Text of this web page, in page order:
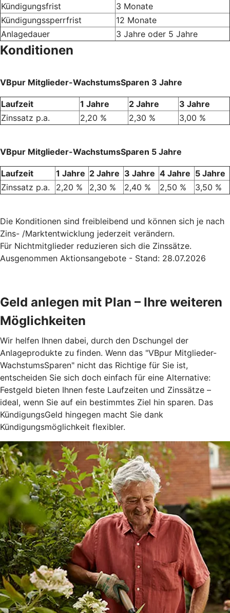
Kündigungsfrist
3 Monate
Kündigungssperrfrist
12 Monate
Anlagedauer
3 Jahre oder 5 Jahre
Konditionen
VBpur Mitglieder-WachstumsSparen 3 Jahre
Laufzeit 1 Jahre 2 Jahre
3 Jahre
Zinssatz p.a.
2,20 % 2,30 % 3,00 %
VBpur Mitglieder-WachstumsSparen 5 Jahre
Laufzeit 1 Jahre 2 Jahre 3 Jahre 4 Jahre 5 Jahre
Zinssatz p.a.
2,20 % 2,30 % 2,40 % 2,50 % 3,50 %
Die Konditionen sind freibleibend und können sich je nach
Zins- /Marktentwicklung jederzeit verändern.
Für Nichtmitglieder reduzieren sich die Zinssätze.
Ausgenommen Aktionsangebote - Stand: 28.07.2026
Geld anlegen mit Plan – Ihre weiteren
Möglichkeiten
Wir helfen Ihnen dabei, durch den Dschungel der
Anlageprodukte zu finden. Wenn das "VBpur Mitglieder-
WachstumsSparen" nicht das Richtige für Sie ist,
entscheiden Sie sich doch einfach für eine Alternative:
Festgeld bieten Ihnen feste Laufzeiten und Zinssätze –
ideal, wenn Sie auf ein bestimmtes Ziel hin sparen. Das
KündigungsGeld hingegen macht Sie dank
Kündigungsmöglichkeit flexibler.